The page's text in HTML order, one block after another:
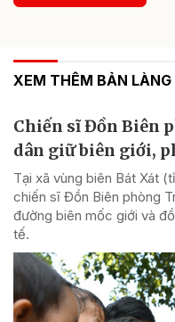
XEM THÊM BẢN
Chiến sĩ Đồn Biên
dân giữ biên giới,
Tại xã vùng biên Bát Xát
chiến sĩ Đồn Biên phòng
đường biên mốc giới và
tế.